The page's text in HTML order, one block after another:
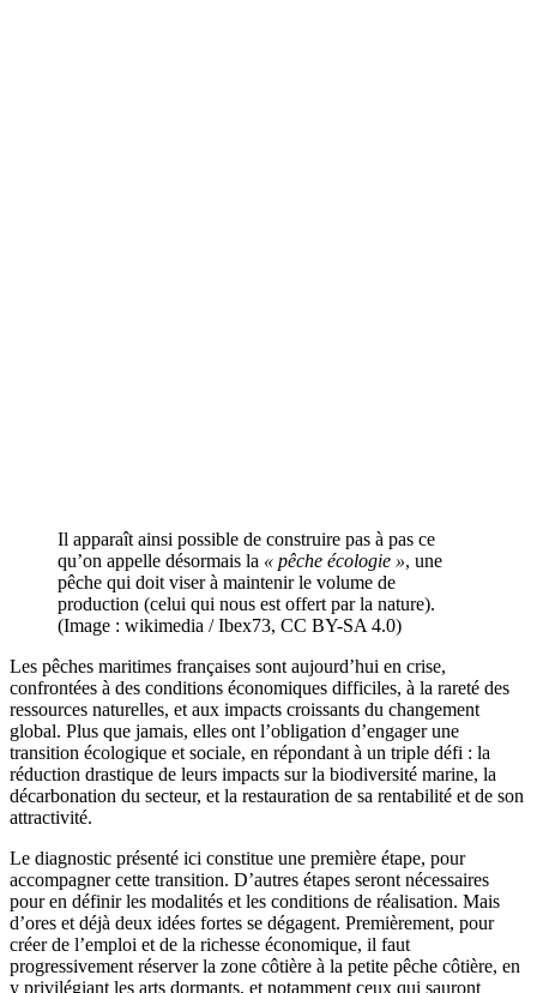
Il apparaît ainsi possible de construire pas à pas ce
qu’on appelle désormais la « pêche écologie », une
pêche qui doit viser à maintenir le volume de
production (celui qui nous est offert par la nature).
(Image : wikimedia / Ibex73, CC BY-SA 4.0)
Les pêches maritimes françaises sont aujourd’hui en crise,
confrontées à des conditions économiques difficiles, à la rareté des
ressources naturelles, et aux impacts croissants du changement
global. Plus que jamais, elles ont l’obligation d’engager une
transition écologique et sociale, en répondant à un triple défi : la
réduction drastique de leurs impacts sur la biodiversité marine, la
décarbonation du secteur, et la restauration de sa rentabilité et de son
attractivité.
Le diagnostic présenté ici constitue une première étape, pour
accompagner cette transition. D’autres étapes seront nécessaires
pour en définir les modalités et les conditions de réalisation. Mais
d’ores et déjà deux idées fortes se dégagent. Premièrement, pour
créer de l’emploi et de la richesse économique, il faut
progressivement réserver la zone côtière à la petite pêche côtière, en
y privilégiant les arts dormants, et notamment ceux qui sauront